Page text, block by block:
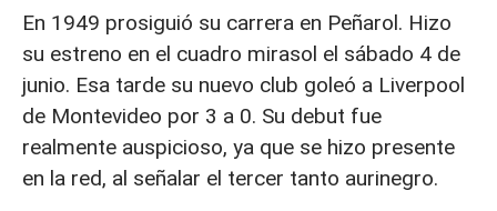
En 1949 prosiguió su carrera en Peñarol. Hizo
su estreno en el cuadro mirasol el sábado 4 de
junio. Esa tarde su nuevo club goleó a Liverpool
de Montevideo por 3 a 0. Su debut fue
realmente auspicioso, ya que se hizo presente
en la red, al señalar el tercer tanto aurinegro.